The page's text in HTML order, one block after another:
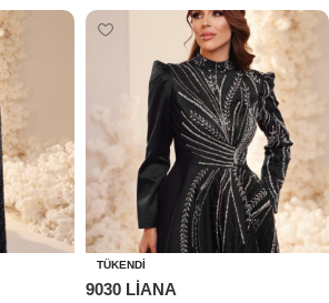
TÜKENDI
9030 LİANA